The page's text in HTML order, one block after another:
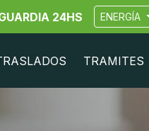
24HS ENERGÍA
TRAMITES